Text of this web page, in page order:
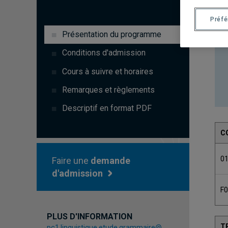
Présentation du programme
Conditions d'admission
Cours à suivre et horaires
Remarques et règlements
Descriptif en format PDF
Faire une demande
d'admission
PLUS D'INFORMATION